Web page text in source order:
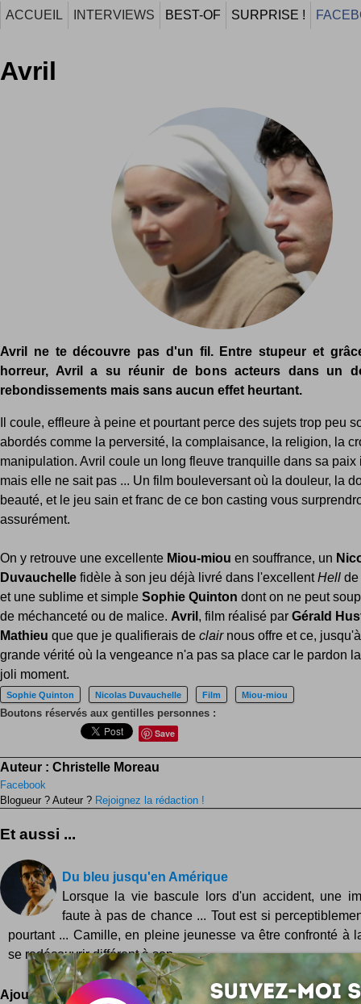
ACCUEIL INTERVIEWS BEST-OF SURPRISE !
Avril
Avril ne te découvre pas d'un fil. Entre stupeur et
horreur, Avril a su réunir de bons acteurs dans un
rebondissements mais sans aucun effet heurtant.
Il coule, effleure à peine et pourtant perce des sujets trop peu
abordés comme la perversité, la complaisance, la religion, la
manipulation. Avril coule un long fleuve tranquille dans sa paix
mais elle ne sait pas ... Un film bouleversant où la douleur, la
beauté, et le jeu sain et franc de ce bon casting vous
assurément.
On y retrouve une excellente Miou-miou en souffrance, un
Duvauchelle fidèle à son jeu déjà livré dans l'excellentHell de
et une sublime et simple Sophie Quinton dont on ne peut
de méchanceté ou de malice. Avril , film réalisé par Gérald
Mathieu que que je qualifierais de clairnous offre et ce,
grande vérité où la vengeance n'a pas sa place car le pardon
joli moment.
Sophie Quinton Nicolas Duvauchelle Film Miou-miou
Boutons réservés aux gentilles personnes :
Save
Auteur : Christelle Moreau
Facebook
Blogueur ? Auteur ? Rejoignez la rédaction !
Et aussi ...
Du bleu jusqu'en Amérique
Lorsque la vie bascule lors d'un accident, une
faute à pas de chance ... Tout est si
pourtant ... Camille, en pleine jeunesse va être confronté à
se redécouvrir différent à son...
Ajoutez votre avis !